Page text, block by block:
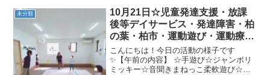
未分類
10月21日☆児童発達支援・放課
後等デイサービス・発達障害・柏
の葉・柏市・運動遊び・運動療
育・プログラム・楽しい療育
こんにちは！今日の活動の様子です
✨【午前の内容】 ☆手遊び☆ジャンボリ
ミッキー☆音聞きまねっこ柔軟遊び☆ス